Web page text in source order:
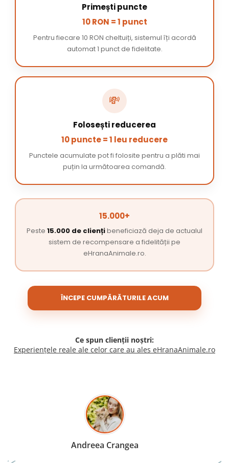
Primești puncte
10 RON = 1 punct
Pentru fiecare 10 RON cheltuiți, sistemul îți acordă
automat 1 punct de fidelitate.
💸
Folosești reducerea
10 puncte = 1 leu reducere
Punctele acumulate pot fi folosite pentru a plăti mai
puțin la următoarea comandă.
15.000+
Peste 15.000 de cliențibeneficiază deja de actualul
sistem de recompensare a fidelității pe
eHranaAnimale.ro.
ÎNCEPE CUMPĂRĂTURILE ACUM
Ce spun clienții noștri:
Experiențele reale ale celor care au ales eHranaAnimale.ro
Madalina Stancea